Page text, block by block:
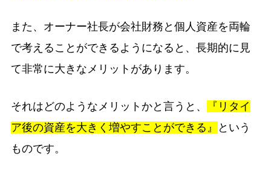
また、オーナー社長が会社財務と個人資産を両輪
で考えることができるようになると、長期的に見
て非常に大きなメリットがあります。
それはどのようなメリットかと言うと、
『リタイ
ア後の資産を大きく増やすことができる』
という
ものです。